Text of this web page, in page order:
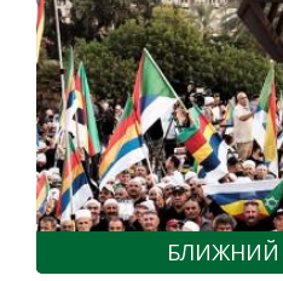
БЛИЖНИЙ